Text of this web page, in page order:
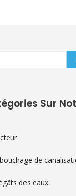
Sur
de
des eaux